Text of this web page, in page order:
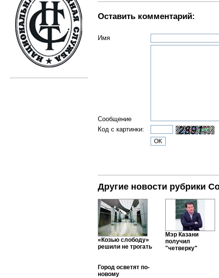
Оставить комментарий:
Имя
Сообщение
Код с картинки:
Другие новости рубрики
«Козью слободу»
решили не трогать
Мэр Казани
получил
"четверку"
Город осветят по-
новому